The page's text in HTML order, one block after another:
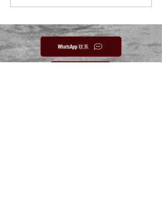
WhatsApp 联系